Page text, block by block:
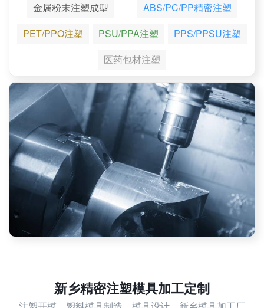
金属粉末注塑成型
ABS/PC/PP精密注塑
PET/PPO注塑
PSU/PPA注塑
PPS/PPSU注塑
医药包材注塑
新乡精密注塑模具加工定制